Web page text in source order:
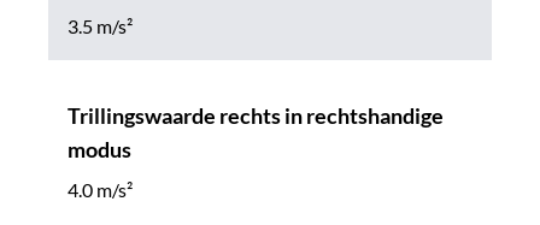
3.5 m/s²
Trillingswaarde rechts in rechtshandige
modus
4.0 m/s²